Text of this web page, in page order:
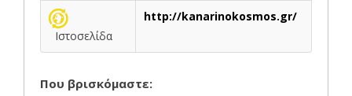
Ιστοσελίδα
http://kanarinokosmos.gr/
Που βρισκόμαστε: